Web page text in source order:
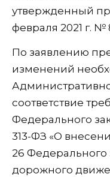
утвержденный
февраля 2021 г. №
По заявлению
изменений
соответствие
Федерального
313-ФЗ «О
26 Федерального
дорожного